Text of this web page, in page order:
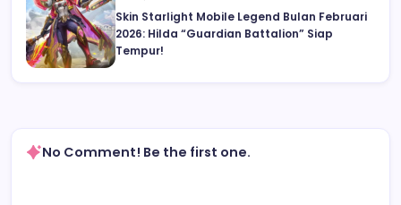
Skin Starlight Mobile Legend Bulan Februari
2026: Hilda “Guardian Battalion” Siap
Tempur!
No Comment! Be the first one.